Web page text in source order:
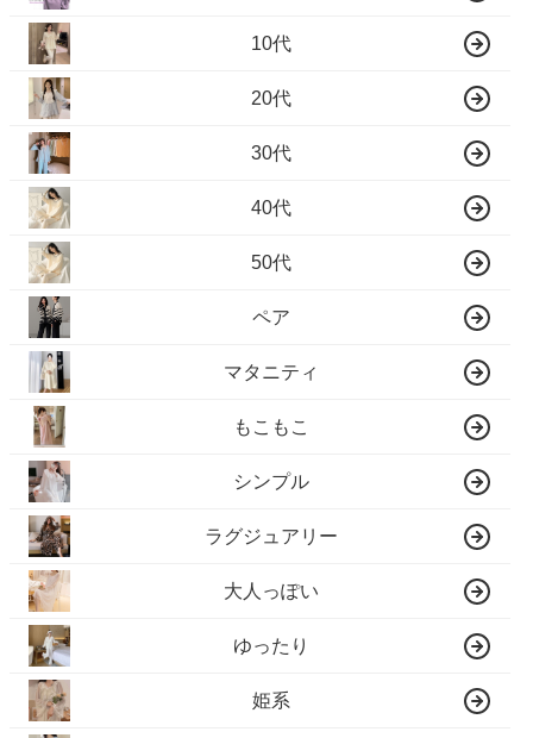
10代
20代
30代
40代
50代
ペア
マタニティ
もこもこ
シンプル
ラグジュアリー
大人っぽい
ゆったり
姫系